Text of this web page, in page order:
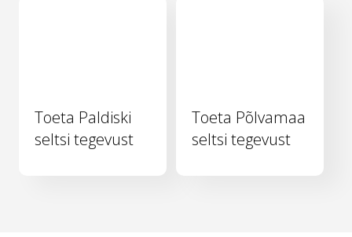
Toeta Paldiski
seltsi tegevust
Toeta Põlvamaa
seltsi tegevust